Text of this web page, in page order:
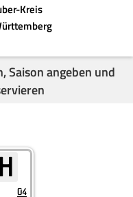
Kreis
Saison angeben und
04